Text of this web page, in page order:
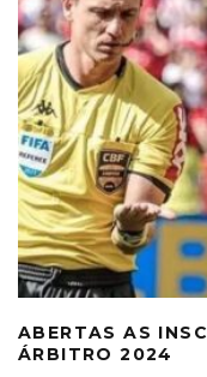
ABERTAS AS
ÁRBITRO 2024